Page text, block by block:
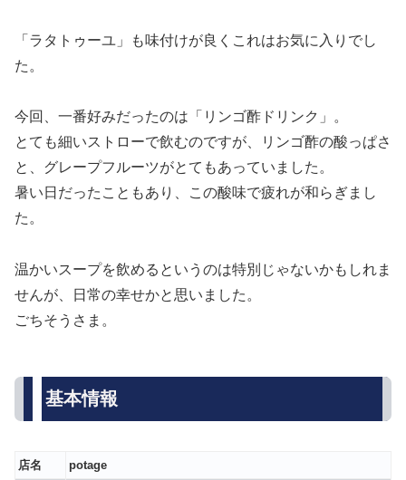
「ラタトゥーユ」も味付けが良くこれはお気に入りでし
た。
今回、一番好みだったのは「リンゴ酢ドリンク」。
とても細いストローで飲むのですが、リンゴ酢の酸っぱさ
と、グレープフルーツがとてもあっていました。
暑い日だったこともあり、この酸味で疲れが和らぎまし
た。
温かいスープを飲めるというのは特別じゃないかもしれま
せんが、日常の幸せかと思いました。
ごちそうさま。
基本情報
店名
potage